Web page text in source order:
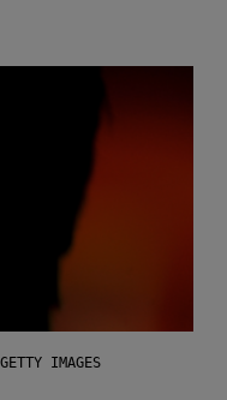
IMAGES